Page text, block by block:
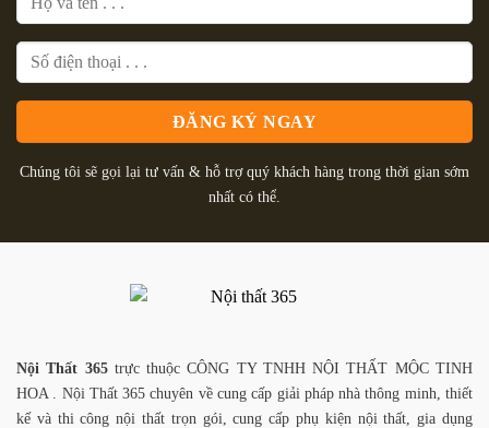
Chúng tôi sẽ gọi lại tư vấn & hỗ trợ quý khách hàng trong thời gian sớm
nhất có thể.
Nội Thất 365trực thuộc CÔNG TY TNHH NỘI THẤT MỘC TINH
HOA . Nội Thất 365 chuyên về cung cấp giải pháp nhà thông minh, thiết
kế và thi công nội thất trọn gói, cung cấp phụ kiện nội thất, gia dụng